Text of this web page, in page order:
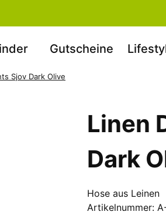
Gutscheine
Sjov Dark Olive
Linen
Dark
Hose aus Leinen
Artikelnummer: